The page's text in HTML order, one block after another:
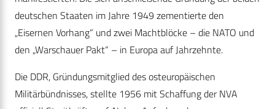
deutschen Staaten im Jahre 1949 zementierte den
„Eisernen Vorhang“ und zwei Machtblöcke – die NATO und
den „Warschauer Pakt“ – in Europa auf Jahrzehnte.
Die DDR, Gründungsmitglied des osteuropäischen
Militärbündnisses, stellte 1956 mit Schaffung der NVA